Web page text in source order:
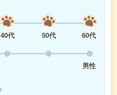
40代 50代
60代
男性